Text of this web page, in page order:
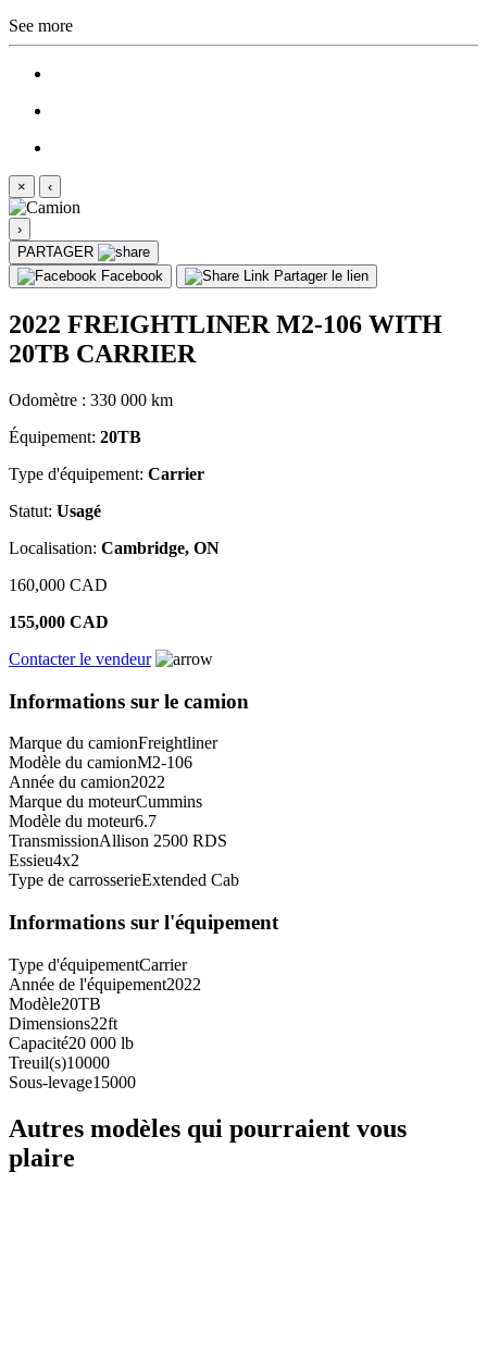
See more
× ‹
›
PARTAGER
Facebook
Partager le lien
2022 FREIGHTLINER M2-106 WITH
20TB CARRIER
Odomètre : 330 000 km
Équipement: 20TB
Type d'équipement: Carrier
Statut: Usagé
Localisation: Cambridge, ON
160,000 CAD
155,000 CAD
Contacter le vendeur
Informations sur le camion
Marque du camionFreightliner
Modèle du camionM2-106
Année du camion2022
Marque du moteurCummins
Modèle du moteur6.7
TransmissionAllison 2500 RDS
Essieu4x2
Type de carrosserieExtended Cab
Informations sur l'équipement
Type d'équipementCarrier
Année de l'équipement2022
Modèle20TB
Dimensions22ft
Capacité20 000 lb
Treuil(s)10000
Sous-levage15000
Autres modèles qui pourraient vous
plaire